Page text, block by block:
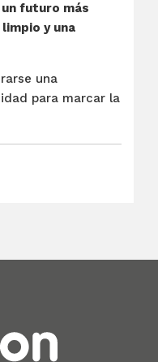
futuro más
y una
una
para marcar la